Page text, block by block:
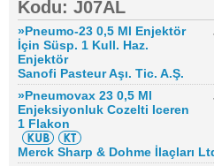
Kodu: J07AL
»Pneumo-23 0,5 Ml Enjektör
İçin Süsp. 1 Kull. Haz.
Enjektör
Sanofi Pasteur Aşı. Tic. A.Ş.
»Pneumovax 23 0,5 Ml
Enjeksiyonluk Cozelti Iceren
1 Flakon
Merck Sharp & Dohme İlaçları